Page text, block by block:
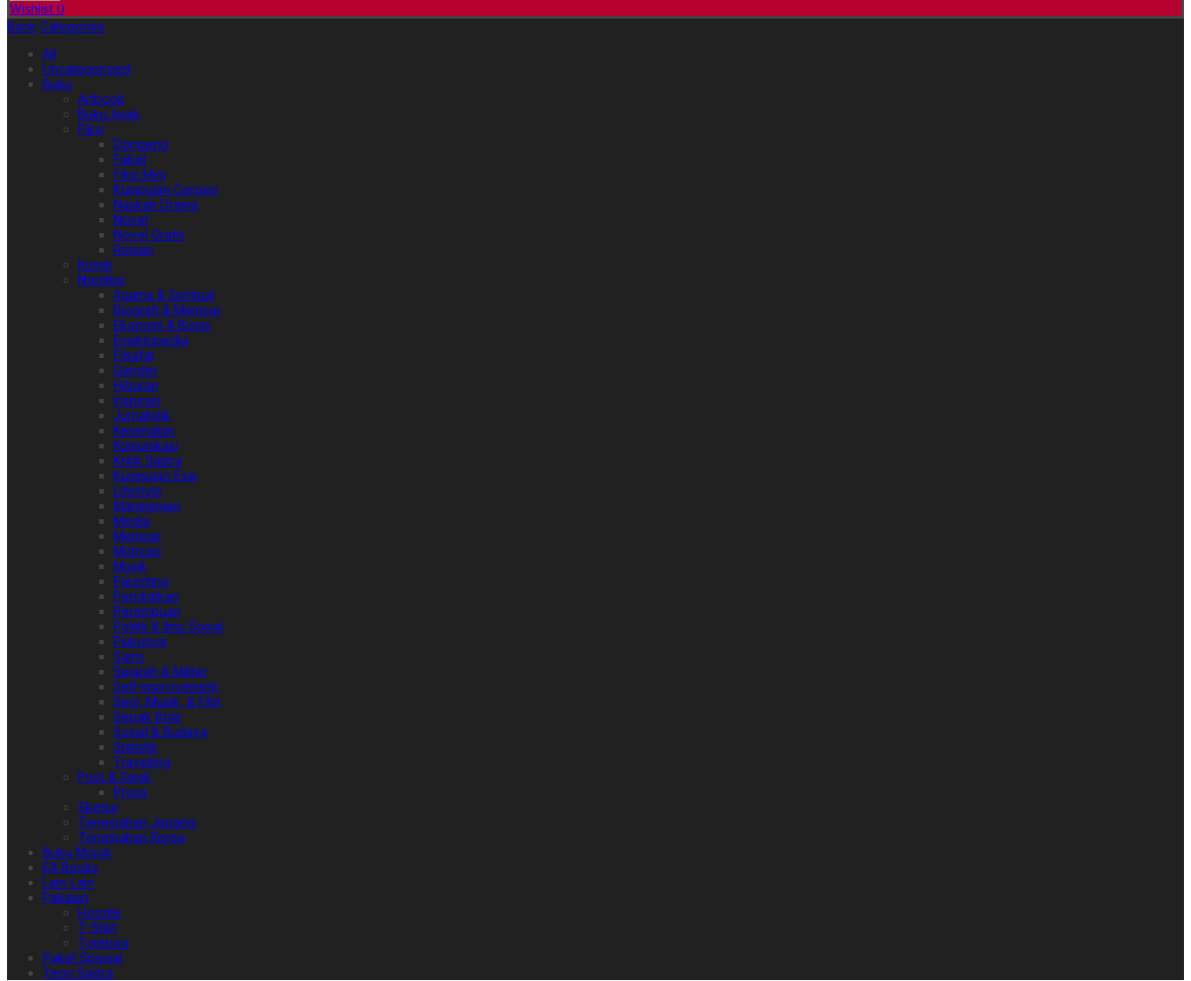
Wishlist 0
Back Categories
All
Uncategorized
Buku
Artbook
Buku Anak
Fiksi
Dongeng
Fabel
Fiksi Mini
Kumpulan Cerpen
Naskah Drama
Novel
Novel Grafis
Roman
Komik
Nonfiksi
Agama & Spiritual
Biografi & Memoar
Ekonomi & Bisnis
Ensiklopedia
Filsafat
Gender
Hiburan
Inspirasi
Jurnalistik
Kesehatan
Komunikasi
Kritik Sastra
Kumpulan Esai
Lifestyle
Manajemen
Media
Memoar
Motivasi
Musik
Parenting
Pendidikan
Perempuan
Politik & Ilmu Sosial
Psikologi
Sains
Sejarah & Militer
Self-improvement
Seni, Musik, & Film
Sepak Bola
Sosial & Budaya
Statistik
Travelling
Puisi & Sajak
Prosa
Sketsa
Terjemahan Jepang
Terjemahan Korea
Buku Mojok
EA Books
Lain-Lain
Pakaian
Hoodie
T-Shirt
Totebag
Paket Spesial
Teori Sastra